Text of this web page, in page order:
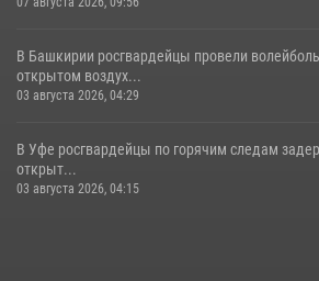
В Башкирии росгвардейцы провели
открытом воздух...
03 августа 2026, 04:29
В Уфе росгвардейцы по горячим следам
открыт...
03 августа 2026, 04:15